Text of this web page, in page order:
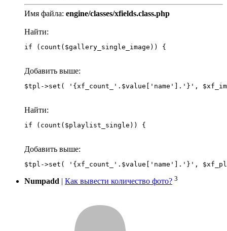
Имя файла: engine/classes/xfields.class.php
Найти:
if (count($gallery_single_image)) {
Добавить выше:
Найти:
if (count($playlist_single)) {
Добавить выше:
Numpadd | Как вывести количество фото? 3